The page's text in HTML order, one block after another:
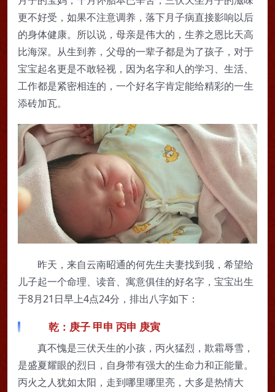
更不好受，如果不注意调养，落下月子病直接影响以后
的身体健康。所以说，母亲是伟大的，生养之恩比天高
比海深。从生到养，父母的一辈子都是为了孩子，对于
宝宝起名更是不敢轻视，因为名字和人的学习、生活、
工作都是紧密相连的，一个好名字肯定能给精彩的一生
添砖加瓦。
昨天，来自云南昭通的何先生夫妻找到我，希望给
儿子起一个命理、读音、寓意俱佳的好名字，宝宝出生
于8月21日早上4点24分，排出八字如下：
乾：庚子 甲申 丙申 庚寅
真不愧是三伏天生的小孩，丙火猛烈，欺霜辱雪，
是盛夏耀眼的烈日，自身带有强大的生命力和正能量。
丙火之人犹如太阳，走到哪里哪里亮，大多是热情大